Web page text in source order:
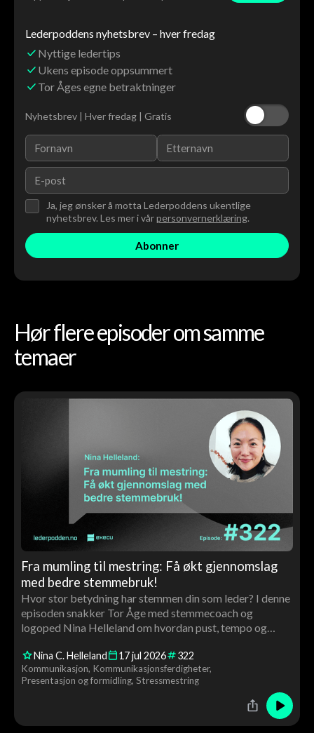
Lederpoddens nyhetsbrev – hver fredag
Nyttige ledertips
Ukens episode oppsummert
Tor Åges egne betraktninger
Nyhetsbrev | Hver fredag | Gratis
Ja, jeg ønsker å motta Lederpoddens ukentlige
nyhetsbrev. Les mer i vårpersonvernerklæring.
Hør flere episoder om samme
temaer
Fra mumling til mestring: Få økt gjennomslag
med bedre stemmebruk!
Hvor stor betydning har stemmen din som leder? I denne
episoden snakker Tor Åge med stemmecoach og
logoped Nina Helleland om hvordan pust, tempo og
får konkrete råd og en live stemmecoaching av Tor Åge
underveis.
Nina C. Helleland 17jul 2026 322
Kommunikasjon Kommunikasjonsferdigheter
Presentasjon og formidling Stressmestring